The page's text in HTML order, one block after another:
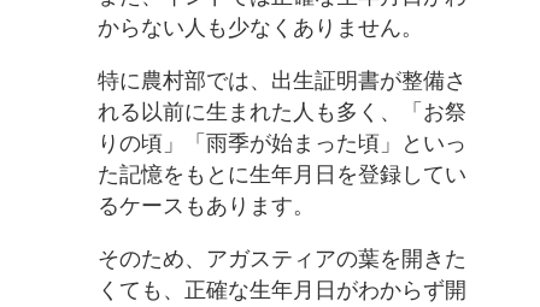
からない人も少なくありません。
特に農村部では、出生証明書が整備さ
れる以前に生まれた人も多く、「お祭
りの頃」「雨季が始まった頃」といっ
た記憶をもとに生年月日を登録してい
るケースもあります。
そのため、アガスティアの葉を開きた
くても、正確な生年月日がわからず開